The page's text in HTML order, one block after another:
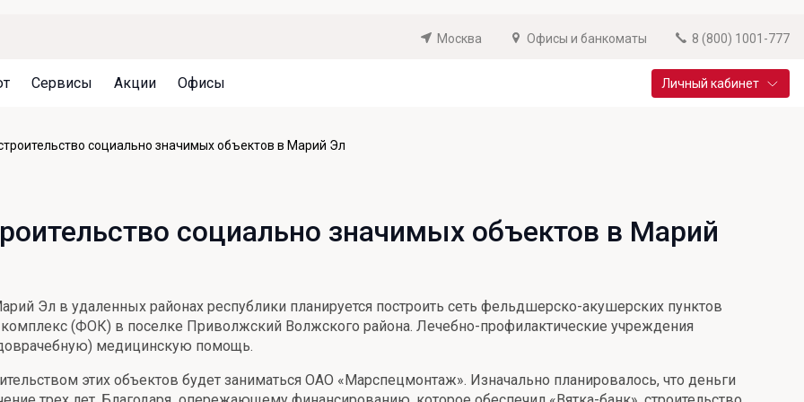
Москва Офисы и банкоматы 8 (800) 1001-777
Система страхования вкладов
Архив вкладов
Привилегии для клиентов
Реструктуризация
Подбор новой недвижимости
Документы
Кешбэк
Сервисы
Акции
Офисы Личный кабинет
социально значимых объектов в Марий Эл
социально значимых объектов в Марий
Эл в удаленных районах республики планируется построить сеть фельдшерско-акушерских пунктов
(ФОК) в поселке Приволжский Волжского района. Лечебно-профилактические учреждения
медицинскую помощь.
этих объектов будет заниматься ОАО «Марспецмонтаж». Изначально планировалось, что деньги